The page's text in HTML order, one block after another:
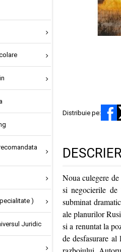
)
Juridic
Distribuie pe:
Noua culegere
si negocierile
subminat
ale planurilor
si a renuntat la
de desfasurare